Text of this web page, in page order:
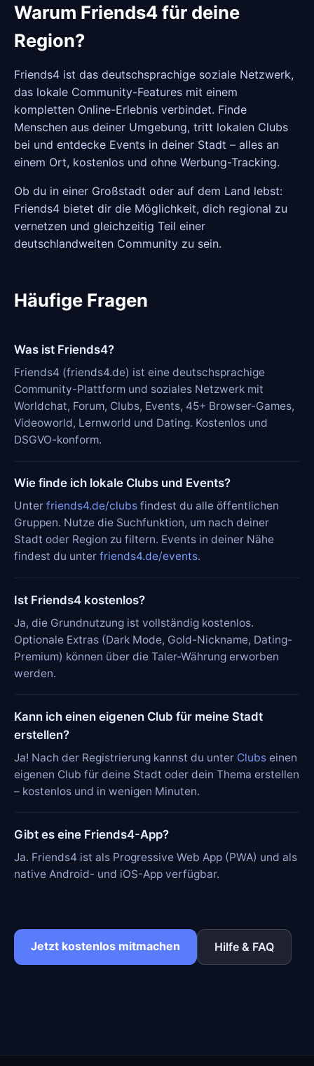
Warum Friends4 für deine
Region?
Friends4 ist das deutschsprachige soziale Netzwerk,
das lokale Community-Features mit einem
kompletten Online-Erlebnis verbindet. Finde
Menschen aus deiner Umgebung, tritt lokalen Clubs
bei und entdecke Events in deiner Stadt – alles an
einem Ort, kostenlos und ohne Werbung-Tracking.
Ob du in einer Großstadt oder auf dem Land lebst:
Friends4 bietet dir die Möglichkeit, dich regional zu
vernetzen und gleichzeitig Teil einer
deutschlandweiten Community zu sein.
Häufige Fragen
Was ist Friends4?
Friends4 (friends4.de) ist eine deutschsprachige
Community-Plattform und soziales Netzwerk mit
Worldchat, Forum, Clubs, Events, 45+ Browser-Games,
Videoworld, Lernworld und Dating. Kostenlos und
DSGVO-konform.
Wie finde ich lokale Clubs und Events?
Unter friends4.de/clubs findest du alle öffentlichen
Gruppen. Nutze die Suchfunktion, um nach deiner
Stadt oder Region zu filtern. Events in deiner Nähe
findest du unter friends4.de/events.
Ist Friends4 kostenlos?
Ja, die Grundnutzung ist vollständig kostenlos.
Optionale Extras (Dark Mode, Gold-Nickname, Dating-
Premium) können über die Taler-Währung erworben
werden.
Kann ich einen eigenen Club für meine Stadt
erstellen?
Ja! Nach der Registrierung kannst du unter Clubs einen
eigenen Club für deine Stadt oder dein Thema erstellen
– kostenlos und in wenigen Minuten.
Gibt es eine Friends4-App?
Ja. Friends4 ist als Progressive Web App (PWA) und als
native Android- und iOS-App verfügbar.
Jetzt kostenlos mitmachen Hilfe & FAQ